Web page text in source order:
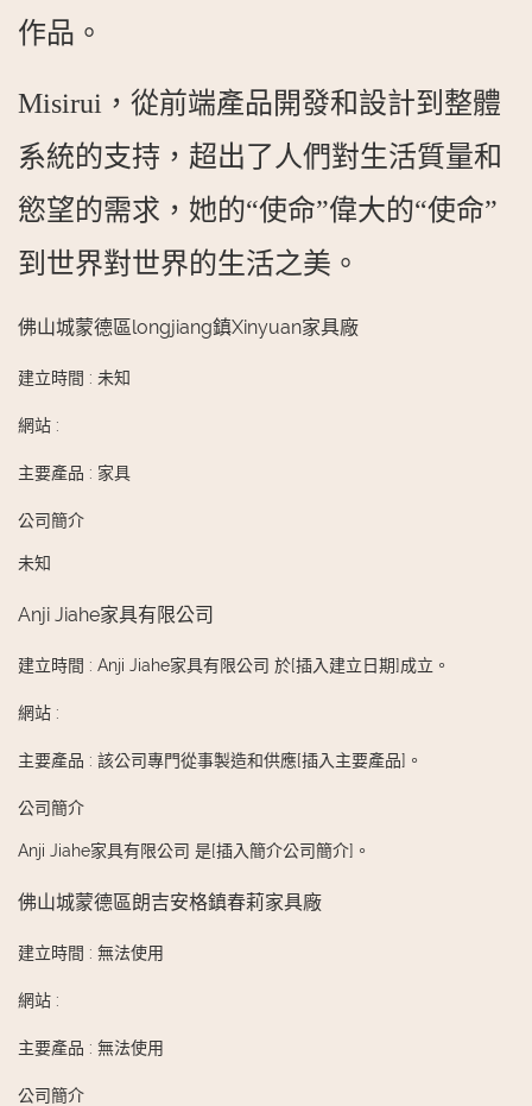
作品。
Misirui，從前端產品開發和設計到整體
系統的支持，超出了人們對生活質量和
慾望的需求，她的“使命”偉大的“使命”
到世界對世界的生活之美。
佛山城蒙德區longjiang鎮Xinyuan家具廠
建立時間 : 未知
網站 :
主要產品 : 家具
公司簡介
未知
Anji Jiahe家具有限公司
建立時間 : Anji Jiahe家具有限公司 於[插入建立日期]成立。
網站 :
主要產品 : 該公司專門從事製造和供應[插入主要產品]。
公司簡介
Anji Jiahe家具有限公司 是[插入簡介公司簡介]。
佛山城蒙德區朗吉安格鎮春莉家具廠
建立時間 : 無法使用
網站 :
主要產品 : 無法使用
公司簡介